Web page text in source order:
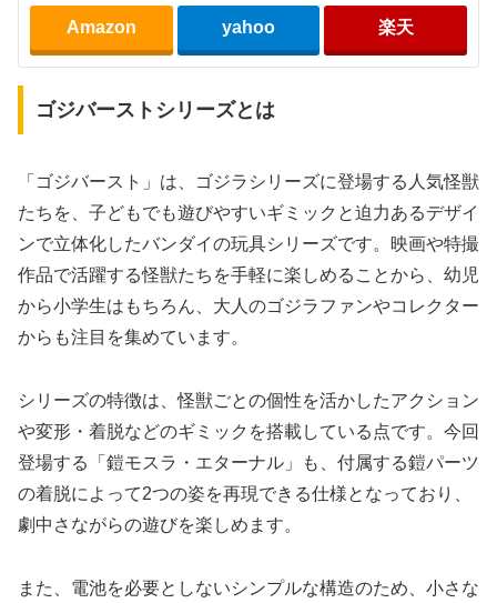
Amazon yahoo 楽天
ゴジバーストシリーズとは
「ゴジバースト」は、ゴジラシリーズに登場する人気怪獣
たちを、子どもでも遊びやすいギミックと迫力あるデザイ
ンで立体化したバンダイの玩具シリーズです。映画や特撮
作品で活躍する怪獣たちを手軽に楽しめることから、幼児
から小学生はもちろん、大人のゴジラファンやコレクター
からも注目を集めています。
シリーズの特徴は、怪獣ごとの個性を活かしたアクション
や変形・着脱などのギミックを搭載している点です。今回
登場する「鎧モスラ・エターナル」も、付属する鎧パーツ
の着脱によって2つの姿を再現できる仕様となっており、
劇中さながらの遊びを楽しめます。
また、電池を必要としないシンプルな構造のため、小さな